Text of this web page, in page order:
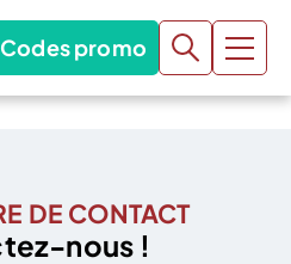
Codes promo
DE CONTACT
nous !